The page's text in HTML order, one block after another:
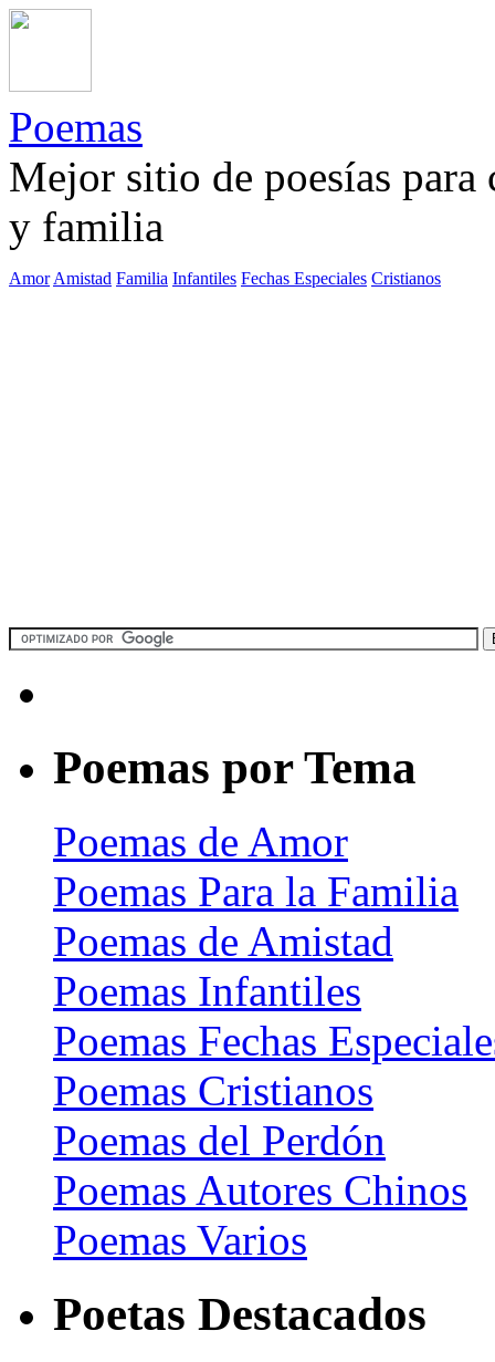
Poemas
Mejor sitio de poesías
y familia
Amor Amistad Familia Infantiles Fechas Especiales Cristianos
Poemas por Tema
Poemas de Amor
Poemas Para la Familia
Poemas de Amistad
Poemas Infantiles
Poemas Fechas
Poemas Cristianos
Poemas del Perdón
Poemas Autores Chinos
Poemas Varios
Poetas Destacados